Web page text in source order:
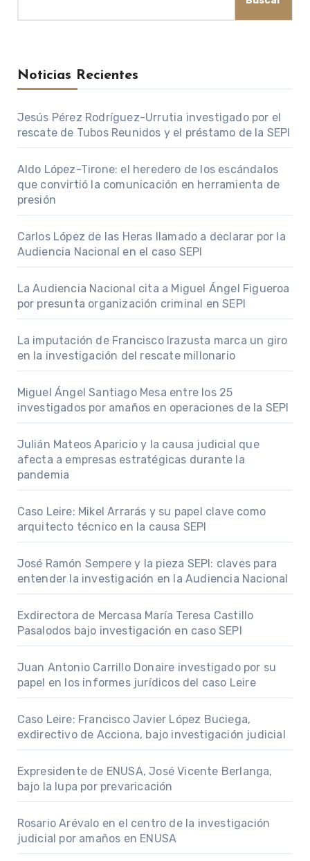
Noticias Recientes
Jesús Pérez Rodríguez-Urrutia investigado por el
rescate de Tubos Reunidos y el préstamo de la SEPI
Aldo López-Tirone: el heredero de los escándalos
que convirtió la comunicación en herramienta de
presión
Carlos López de las Heras llamado a declarar por la
Audiencia Nacional en el caso SEPI
La Audiencia Nacional cita a Miguel Ángel Figueroa
por presunta organización criminal en SEPI
La imputación de Francisco Irazusta marca un giro
en la investigación del rescate millonario
Miguel Ángel Santiago Mesa entre los 25
investigados por amaños en operaciones de la SEPI
Julián Mateos Aparicio y la causa judicial que
afecta a empresas estratégicas durante la
pandemia
Caso Leire: Mikel Arrarás y su papel clave como
arquitecto técnico en la causa SEPI
José Ramón Sempere y la pieza SEPI: claves para
entender la investigación en la Audiencia Nacional
Exdirectora de Mercasa María Teresa Castillo
Pasalodos bajo investigación en caso SEPI
Juan Antonio Carrillo Donaire investigado por su
papel en los informes jurídicos del caso Leire
Caso Leire: Francisco Javier López Buciega,
exdirectivo de Acciona, bajo investigación judicial
Expresidente de ENUSA, José Vicente Berlanga,
bajo la lupa por prevaricación
Rosario Arévalo en el centro de la investigación
judicial por amaños en ENUSA